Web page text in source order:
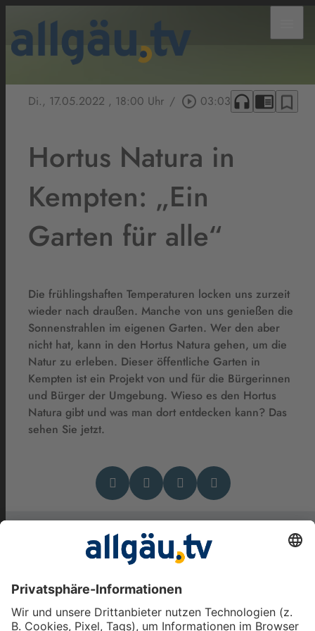
Di., 17.05.2022 , 18:00 Uhr / play_circle_outline 03:03 headphones chrome_reader_mode bookmark_border
Hortus Natura in
Kempten: „Ein
Garten für alle“
Die frühlingshaften Temperaturen locken uns zurzeit
wieder nach draußen. Manche von uns genießen die
Sonnenstrahlen im eigenen Garten. Wer den aber
nicht hat, kann in den Hortus Natura gehen, um die
Natur zu erleben. Dieser öffentliche Garten in
Kempten ist ein Projekt von und für die Bürgerinnen
und Bürger der Umgebung. Wieso es den Hortus
Natura gibt und was man dort entdecken kann? Das
sehen Sie jetzt.
Das könnte Dich auch
interessieren